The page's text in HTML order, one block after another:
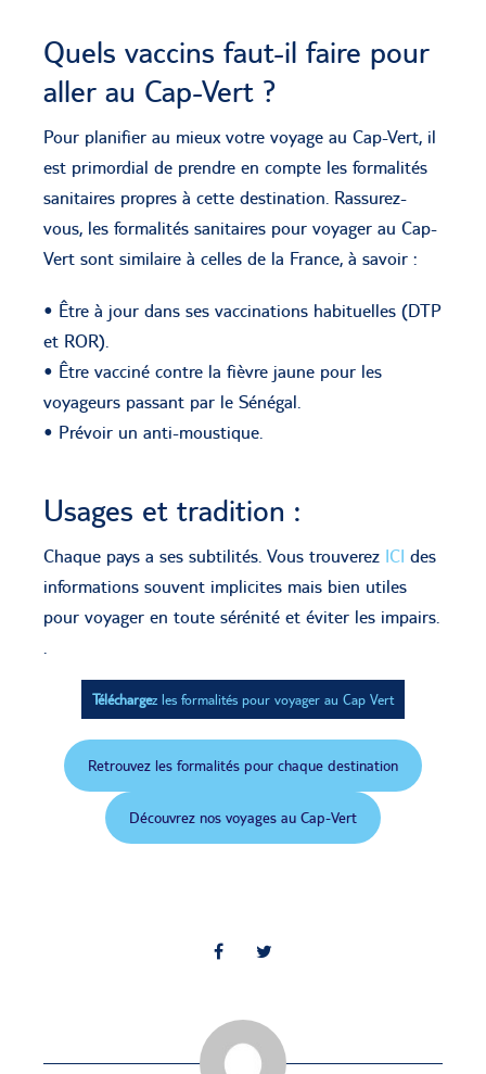
Quels vaccins faut-il faire pour
aller au Cap-Vert ?
Pour planifier au mieux votre voyage au Cap-Vert, il
est primordial de prendre en compte les formalités
sanitaires propres à cette destination. Rassurez-
vous, les formalités sanitaires pour voyager au Cap-
Vert sont similaire à celles de la France, à savoir :
• Être à jour dans ses vaccinations habituelles (DTP
et ROR).
• Être vacciné contre la fièvre jaune pour les
voyageurs passant par le Sénégal.
• Prévoir un anti-moustique.
Usages et tradition :
Chaque pays a ses subtilités. Vous trouverez ICI des
informations souvent implicites mais bien utiles
pour voyager en toute sérénité et éviter les impairs.
Téléchargez les formalités pour voyager au Cap Vert
Retrouvez les formalités pour chaque destination
Découvrez nos voyages au Cap-Vert